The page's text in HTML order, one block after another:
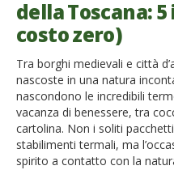
della Toscana:
costo zero)
Tra borghi medievali e città
nascoste in una natura
nascondono le incredibili
vacanza di benessere, tra
cartolina. Non i soliti
stabilimenti termali, ma
spirito a contatto con la